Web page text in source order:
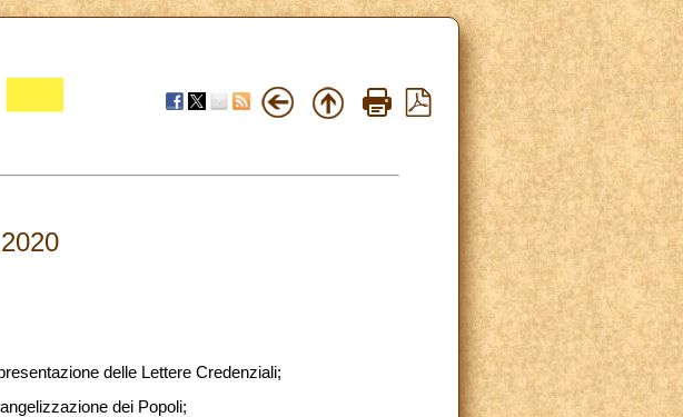
delle Lettere Credenziali;
dei Popoli;